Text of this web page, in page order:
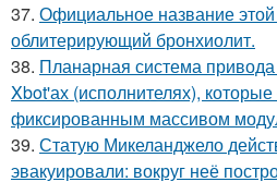
37. Официальное название этой
облитерирующий бронхиолит.
38. Планарная система
Xbot'ах (исполнителях), которые
фиксированным массивом
39. Статую Микеланджело
эвакуировали: вокруг неё